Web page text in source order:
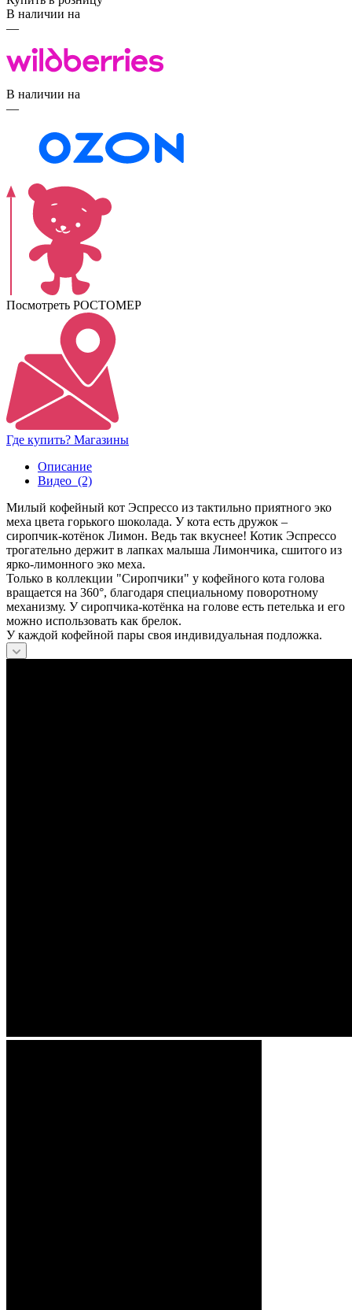
В наличии на
—
В наличии на
—
Посмотреть РОСТОМЕР
Где купить? Магазины
Описание
Видео (2)
Милый кофейный кот Эспрессо из тактильно приятного эко
меха цвета горького шоколада. У кота есть дружок –
сиропчик-котёнок Лимон. Ведь так вкуснее! Котик Эспрессо
трогательно держит в лапках малыша Лимончика, сшитого из
ярко-лимонного эко меха.
Только в коллекции "Сиропчики" у кофейного кота голова
вращается на 360°, благодаря специальному поворотному
механизму. У сиропчика-котёнка на голове есть петелька и его
можно использовать как брелок.
У каждой кофейной пары своя индивидуальная подложка.